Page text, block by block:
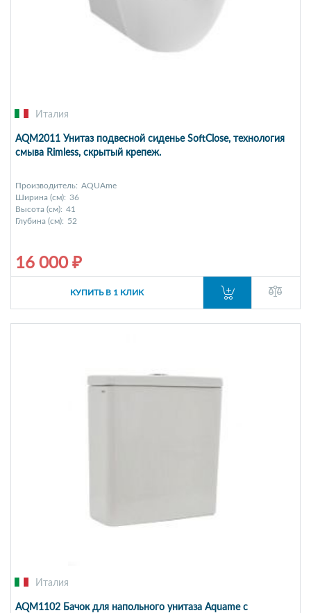
Италия
AQM2011 Унитаз подвесной сиденье SoftClose, технология
смыва Rimless, скрытый крепеж.
Производитель: AQUAme
Ширина (см): 36
Высота (см): 41
Глубина (см): 52
16 000 ₽
КУПИТЬ В 1 КЛИК
Италия
AQM1102 Бачок для напольного унитаза Aquame с